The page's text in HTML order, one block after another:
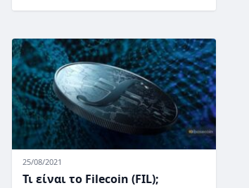
25/08/2021
Τι είναι το Filecoin (FIL);